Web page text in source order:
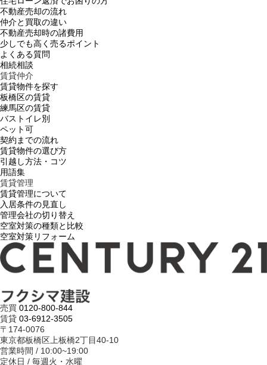
不動産売却の流れ
仲介と買取の違い
不動産売却時の諸費用
少しでも高く売るポイント
よくある質問
相続相談
賃貸仲介
賃貸物件を探す
板橋区の賃貸
練馬区の賃貸
バストイレ別
ペット可
契約までの流れ
賃貸物件の選び方
引越し方法・コツ
用語集
賃貸管理
賃貸管理について
入居条件の見直し
管理会社の切り替え
空室対策の種類と比較
空室対策リフォーム
売買 0120-800-844
賃貸 03-6912-3505
〒174-0076
東京都板橋区上板橋2丁目40-10
営業時間 / 10:00~19:00
定休日 / 毎週火・水曜